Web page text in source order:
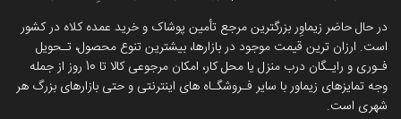
در حال حاضر زیماوِر بزرگترین مرجع تأمین پوشاک و خرید عمده کلاه در کشور
است. ارزان ترین قیمت موجود در بازارها، بیشترین تنوع محصول، تـحویل
فـوری و رایـگان درب منزل یا محل کار، امکان مرجوعی کالا تا 10 روز از جمله
وجه تمایزهای زیماور با سایر فـروشگـاه های اینترنتی و حتی بازارهای بزرگ هر
شهری است.